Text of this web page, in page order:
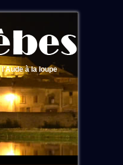
l'Aude à la loupe